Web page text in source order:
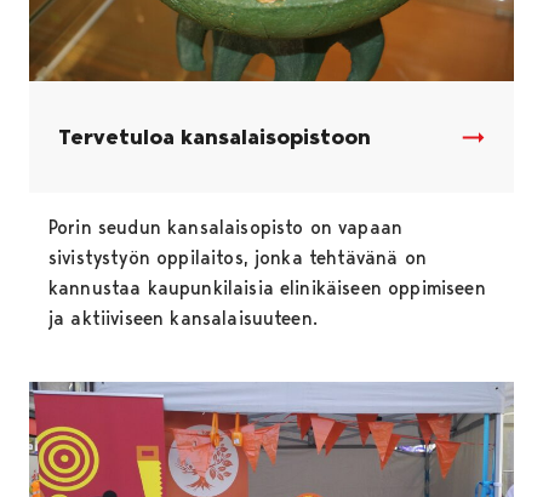
Tervetuloa kansalaisopistoon
Porin seudun kansalaisopisto on vapaan
sivistystyön oppilaitos, jonka tehtävänä on
kannustaa kaupunkilaisia elinikäiseen oppimiseen
ja aktiiviseen kansalaisuuteen.